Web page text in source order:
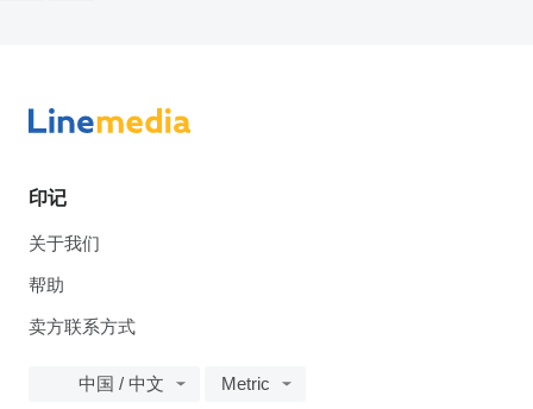
印记
关于我们
帮助
卖方联系方式
中国 / 中文 Metric